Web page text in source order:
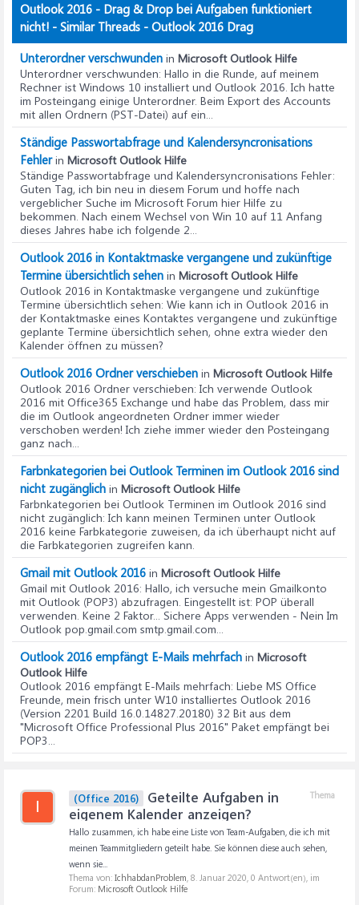
Outlook 2016 - Drag & Drop bei Aufgaben funktioniert
nicht! - Similar Threads - Outlook 2016 Drag
Unterordner verschwunden in Microsoft Outlook Hilfe
Unterordner verschwunden: Hallo in die Runde, auf meinem
Rechner ist Windows 10 installiert und Outlook 2016. Ich hatte
im Posteingang einige Unterordner. Beim Export des Accounts
mit allen Ordnern (PST-Datei) auf ein...
Ständige Passwortabfrage und Kalendersyncronisations
Fehlerin Microsoft Outlook Hilfe
Ständige Passwortabfrage und Kalendersyncronisations Fehler:
Guten Tag, ich bin neu in diesem Forum und hoffe nach
vergeblicher Suche im Microsoft Forum hier Hilfe zu
bekommen. Nach einem Wechsel von Win 10 auf 11 Anfang
dieses Jahres habe ich folgende 2...
Outlook 2016 in Kontaktmaske vergangene und zukünftige
Termine übersichtlich sehen in Microsoft Outlook Hilfe
Outlook 2016 in Kontaktmaske vergangene und zukünftige
Termine übersichtlich sehen: Wie kann ich in Outlook 2016 in
der Kontaktmaske eines Kontaktes vergangene und zukünftige
geplante Termine übersichtlich sehen, ohne extra wieder den
Kalender öffnen zu müssen?
Outlook 2016 Ordner verschieben in Microsoft Outlook Hilfe
Outlook 2016 Ordner verschieben: Ich verwende Outlook
2016 mit Office365 Exchange und habe das Problem, dass mir
die im Outlook angeordneten Ordner immer wieder
verschoben werden! Ich ziehe immer wieder den Posteingang
ganz nach...
Farbnkategorien bei Outlook Terminen im Outlook 2016 sind
nicht zugänglich in Microsoft Outlook Hilfe
Farbnkategorien bei Outlook Terminen im Outlook 2016 sind
nicht zugänglich: Ich kann meinen Terminen unter Outlook
2016 keine Farbkategorie zuweisen, da ich überhaupt nicht auf
die Farbkategorien zugreifen kann.
Gmail mit Outlook 2016 in Microsoft Outlook Hilfe
Gmail mit Outlook 2016: Hallo, ich versuche mein Gmailkonto
mit Outlook (POP3) abzufragen. Eingestellt ist: POP überall
verwenden. Keine 2 Faktor... Sichere Apps verwenden - Nein Im
Outlook pop.gmail.com smtp.gmail.com...
Outlook 2016 empfängt E-Mails mehrfach in Microsoft
Outlook Hilfe
Outlook 2016 empfängt E-Mails mehrfach: Liebe MS Office
Freunde, mein frisch unter W10 installiertes Outlook 2016
(Version 2201 Build 16.0.14827.20180) 32 Bit aus dem
"Microsoft Office Professional Plus 2016" Paket empfängt bei
POP3...
I
Thema
(Office 2016)
Geteilte Aufgaben in
eigenem Kalender anzeigen?
Hallo zusammen, ich habe eine Liste von Team-Aufgaben, die ich mit
meinen Teammitgliedern geteilt habe. Sie können diese auch sehen,
wenn sie...
Thema von: IchhabdanProblem, 8. Januar 2020, 0 Antwort(en), im
Forum: Microsoft Outlook Hilfe